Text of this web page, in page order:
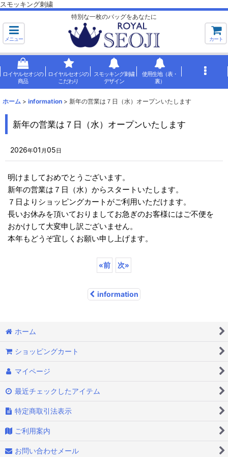
スモッキング刺繍
特別な一枚のバッグをあなたに
メニュー カート
ロイヤルセオジの
商品
ロイヤルセオジの
こだわり
スモッキング刺繍
デザイン
使用生地（表・
裏）
ホーム > information > 新年の営業は７日（水）オープンいたします
新年の営業は７日（水）オープンいたします
2026年01 月05日
明けましておめでとうございます。
新年の営業は７日（水）からスタートいたします。
７日よりショッピングカートがご利用いただけます。
長いお休みを頂いておりましてお急ぎのお客様にはご不便を
おかけして大変申し訳ございません。
本年もどうぞ宜しくお願い申し上げます。
«前 次»
information
ホーム
ショッピングカート
マイページ
最近チェックしたアイテム
特定商取引法表示
ご利用案内
お問い合わせメール